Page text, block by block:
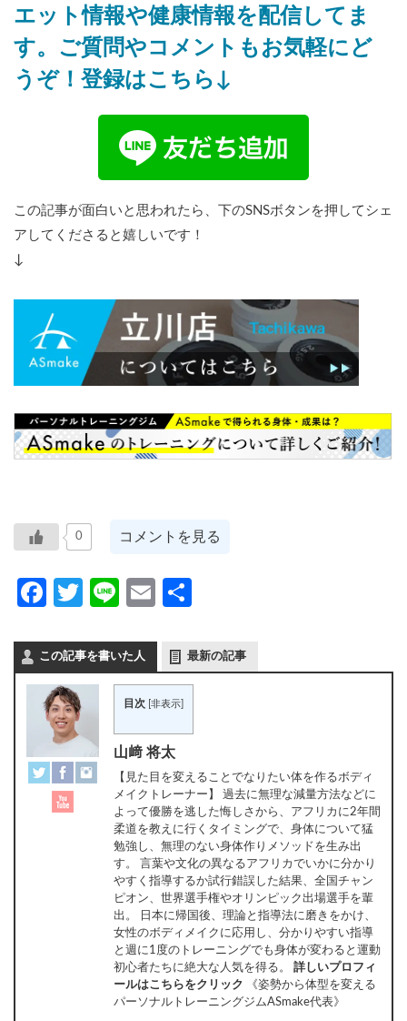
エット情報や健康情報を配信してま
す。ご質問やコメントもお気軽にど
うぞ！登録はこちら↓
この記事が面白いと思われたら、下のSNSボタンを押してシェ
アしてくださると嬉しいです！
↓
0 コメントを見る
Facebook
Twitter
LineEmail
この記事を書いた人 最新の記事
目次 非表示
山﨑 将太
【見た目を変えることでなりたい体を作るボディ
メイクトレーナー】 過去に無理な減量方法などに
よって優勝を逃した悔しさから、アフリカに2年間
柔道を教えに行くタイミングで、身体について猛
勉強し、無理のない身体作りメソッドを生み出
す。 言葉や文化の異なるアフリカでいかに分かり
やすく指導するか試行錯誤した結果、全国チャン
ピオン、世界選手権やオリンピック出場選手を輩
出。 日本に帰国後、理論と指導法に磨きをかけ、
女性のボディメイクに応用し、分かりやすい指導
と週に1度のトレーニングでも身体が変わると運動
初心者たちに絶大な人気を得る。 詳しいプロフィ
ールはこちらをクリック 《姿勢から体型を変える
パーソナルトレーニングジムASmake代表》